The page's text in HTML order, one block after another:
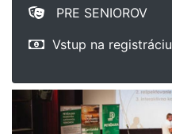
PRE SENIOROV
Vstup na registráciu